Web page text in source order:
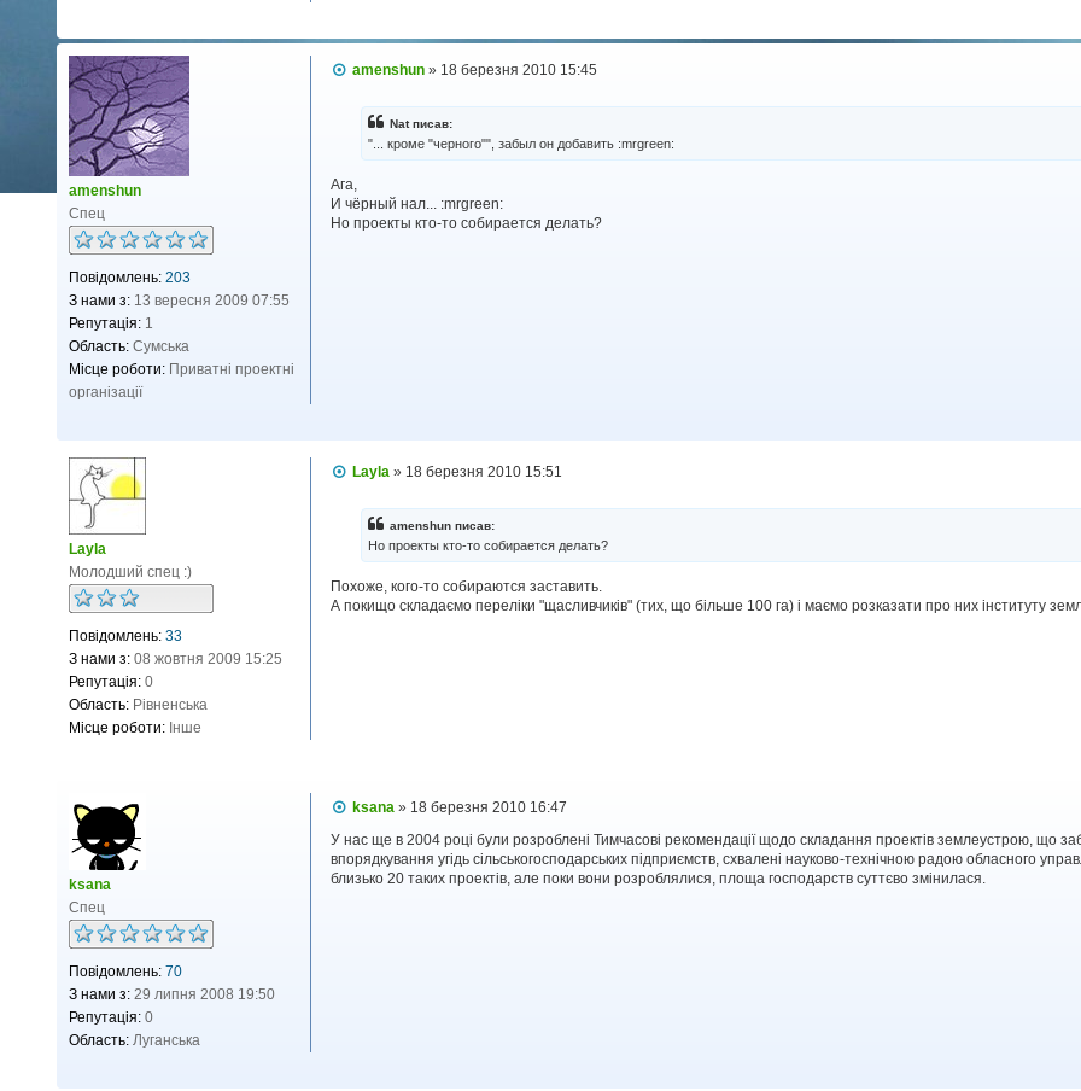
amenshun
Спец
Повідомлень: 203
З нами з: 13 вересня 2009 07:55
Репутація: 1
Область: Сумська
Місце роботи: Приватні проектні
організації
П
л
е
н
amenshun » 18 березня 2010 15:45
Nat писав:
"... кроме "черного"", забыл он добавить :mrgreen:
Ага,
И чёрный нал... :mrgreen:
Но проекты кто-то собирается делать?
Layla
Молодший спец :)
Повідомлень: 33
З нами з: 08 жовтня 2009 15:25
Репутація: 0
Область: Рівненська
Місце роботи: Інше
П
л
е
Layla » 18 березня 2010 15:51
amenshun писав:
Но проекты кто-то собирается делать?
Похоже, кого-то собираются заставить.
А покищо складаємо переліки "щасливчиків" (тих, що більше 100 га) і маємо розказати про них інституту
ksana
Спец
Повідомлень: 70
З нами з: 29 липня 2008 19:50
Репутація: 0
Область: Луганська
П
в
і
д
ksana » 18 березня 2010 16:47
У нас ще в 2004 році були розроблені Тимчасові рекомендації щодо складання проектів землеустрою, що
впорядкування угідь сільськогосподарських підприємств, схвалені науково-технічною радою обласного
близько 20 таких проектів, але поки вони розроблялися, площа господарств суттєво змінилася.